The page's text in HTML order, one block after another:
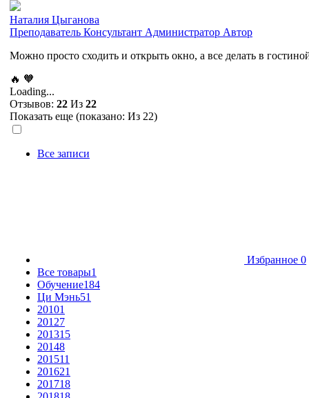
Наталия Цыганова
Преподаватель Консультант Администратор Автор
Можно просто сходить и открыть окно, а все делать в
🔥 🧡
Loading...
Отзывов: 22 Из 22
Показать еще (показано: Из 22)
Все записи
Избранное 0
Все товары1
Обучение184
Ци Мэнь51
20101
20127
201315
20148
201511
201621
201718